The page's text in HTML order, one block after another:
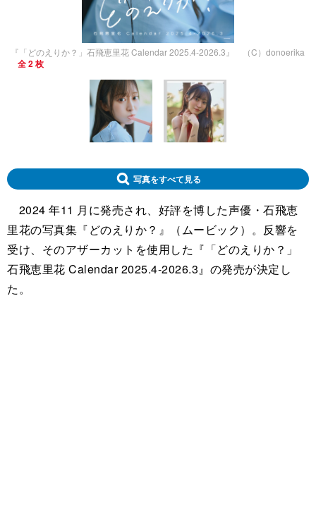
『「どのえりか？」石飛恵里花 Calendar 2025.4-2026.3』 （C）donoerika
全 2 枚
写真をすべて見る
2024 年11 月に発売され、好評を博した声優・石飛恵
里花の写真集『どのえりか？』（ムービック）。反響を
受け、そのアザーカットを使用した『「どのえりか？」
石飛恵里花 Calendar 2025.4-2026.3』の発売が決定し
た。